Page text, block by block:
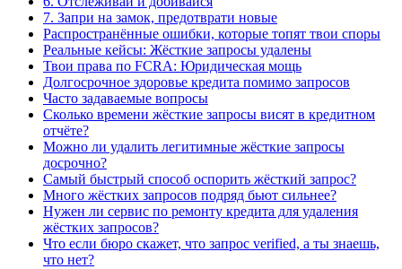
7. Запри на замок, предотврати новые
Распространённые ошибки, которые топят твои споры
Реальные кейсы: Жёсткие запросы удалены
Твои права по FCRA: Юридическая мощь
Долгосрочное здоровье кредита помимо запросов
Часто задаваемые вопросы
Сколько времени жёсткие запросы висят в кредитном
отчёте?
Можно ли удалить легитимные жёсткие запросы
досрочно?
Самый быстрый способ оспорить жёсткий запрос?
Много жёстких запросов подряд бьют сильнее?
Нужен ли сервис по ремонту кредита для удаления
жёстких запросов?
Что если бюро скажет, что запрос verified, а ты знаешь,
что нет?